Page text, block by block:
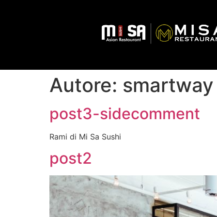
Autore: smartway
post3-sidecomment
Rami di Mi Sa Sushi
post2